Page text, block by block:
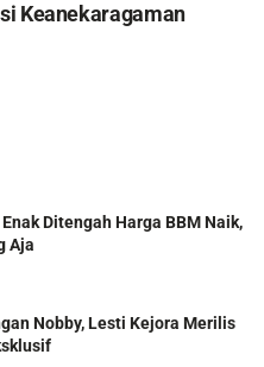
Keanekaragaman
Ditengah Harga BBM Naik,
Aja
Nobby, Lesti Kejora Merilis